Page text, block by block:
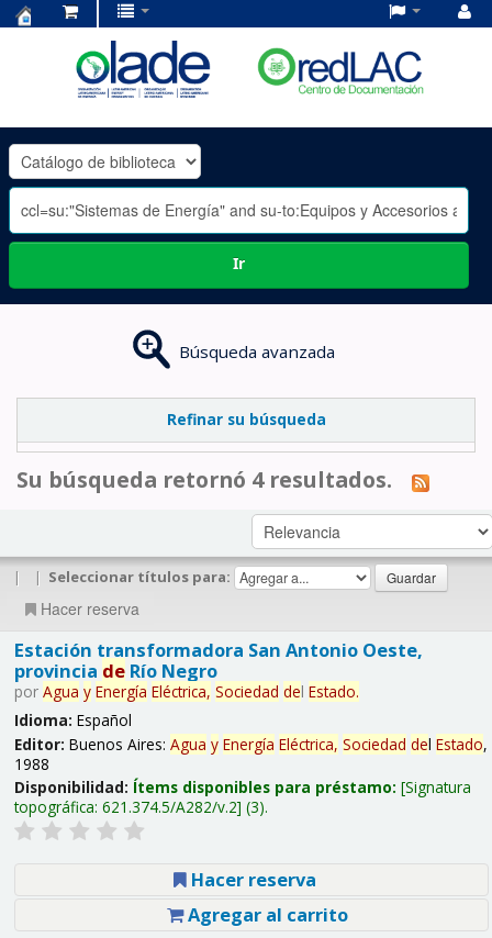
OLADE
-
Ir
Búsqueda avanzada
Refinar su búsqueda
Su búsqueda retornó 4 resultados.
| | Seleccionar títulos para:
Hacer reserva
Estación transformadora San Antonio Oeste,
provincia deRío Negro
por Agua y Energía Eléctrica, Sociedad del Estado.
Idioma: Español
Editor: Buenos Aires: Agua y Energía Eléctrica, Sociedad del Estado,
1988
Disponibilidad: Ítems disponibles para préstamo: Signatura
topográfica: 621.374.5/A282/v.2 (3).
Hacer reserva
Agregar al carrito